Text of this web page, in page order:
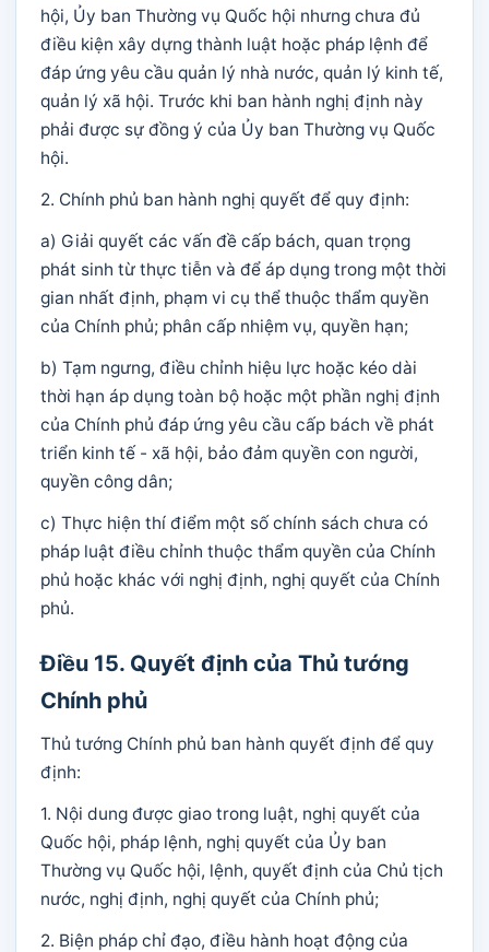
hội, Ủy ban Thường vụ Quốc hội nhưng chưa đủ
điều kiện xây dựng thành luật hoặc pháp lệnh để
đáp ứng yêu cầu quản lý nhà nước, quản lý kinh tế,
quản lý xã hội. Trước khi ban hành nghị định này
phải được sự đồng ý của Ủy ban Thường vụ Quốc
hội.
2. Chính phủ ban hành nghị quyết để quy định:
a) Giải quyết các vấn đề cấp bách, quan trọng
phát sinh từ thực tiễn và để áp dụng trong một thời
gian nhất định, phạm vi cụ thể thuộc thẩm quyền
của Chính phủ; phân cấp nhiệm vụ, quyền hạn;
b) Tạm ngưng, điều chỉnh hiệu lực hoặc kéo dài
thời hạn áp dụng toàn bộ hoặc một phần nghị định
của Chính phủ đáp ứng yêu cầu cấp bách về phát
triển kinh tế - xã hội, bảo đảm quyền con người,
quyền công dân;
c) Thực hiện thí điểm một số chính sách chưa có
pháp luật điều chỉnh thuộc thẩm quyền của Chính
phủ hoặc khác với nghị định, nghị quyết của Chính
phủ.
Điều 15. Quyết định của Thủ tướng
Chính phủ
Thủ tướng Chính phủ ban hành quyết định để quy
định:
1. Nội dung được giao trong luật, nghị quyết của
Quốc hội, pháp lệnh, nghị quyết của Ủy ban
Thường vụ Quốc hội, lệnh, quyết định của Chủ tịch
nước, nghị định, nghị quyết của Chính phủ;
2. Biện pháp chỉ đạo, điều hành hoạt động của